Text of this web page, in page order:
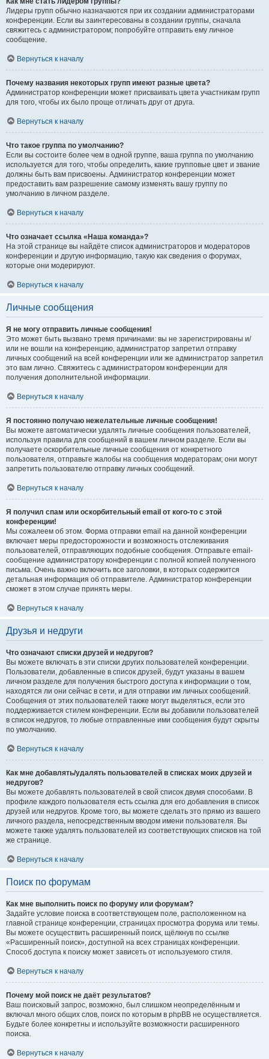
Лидеры групп обычно назначаются при их создании администраторами
конференции. Если вы заинтересованы в создании группы, сначала
свяжитесь с администратором; попробуйте отправить ему личное
сообщение.
Вернуться к началу
Почему названия некоторых групп имеют разные цвета?
Администратор конференции может присваивать цвета участникам групп
для того, чтобы их было проще отличать друг от друга.
Вернуться к началу
Что такое группа по умолчанию?
Если вы состоите более чем в одной группе, ваша группа по умолчанию
используется для того, чтобы определить, какие групповые цвет и звание
должны быть вам присвоены. Администратор конференции может
предоставить вам разрешение самому изменять вашу группу по
умолчанию в личном разделе.
Вернуться к началу
Что означает ссылка «Наша команда»?
На этой странице вы найдёте список администраторов и модераторов
конференции и другую информацию, такую как сведения о форумах,
которые они модерируют.
Вернуться к началу
Личные сообщения
Я не могу отправить личные сообщения!
Это может быть вызвано тремя причинами: вы не зарегистрированы и/
или не вошли на конференцию, администратор запретил отправку
личных сообщений на всей конференции или же администратор запретил
это вам лично. Свяжитесь с администратором конференции для
получения дополнительной информации.
Вернуться к началу
Я постоянно получаю нежелательные личные сообщения!
Вы можете автоматически удалять личные сообщения пользователей,
используя правила для сообщений в вашем личном разделе. Если вы
получаете оскорбительные личные сообщения от конкретного
пользователя, отправьте жалобы на сообщения модераторам; они могут
запретить пользователю отправку личных сообщений.
Вернуться к началу
Я получил спам или оскорбительный email от кого-то с этой
конференции!
Мы сожалеем об этом. Форма отправки email на данной конференции
включает меры предосторожности и возможность отслеживания
пользователей, отправляющих подобные сообщения. Отправьте email-
сообщение администратору конференции с полной копией полученного
письма. Очень важно включить все заголовки, в которых содержится
детальная информация об отправителе. Администратор конференции
сможет в этом случае принять меры.
Вернуться к началу
Друзья и недруги
Что означают списки друзей и недругов?
Вы можете включать в эти списки других пользователей конференции.
Пользователи, добавленные в список друзей, будут указаны в вашем
личном разделе для получения быстрого доступа к информации о том,
находятся ли они сейчас в сети, и для отправки им личных сообщений.
Сообщения от этих пользователей также могут выделяться, если это
поддерживается стилем конференции. Если вы добавили пользователей
в список недругов, то любые отправленные ими сообщения будут скрыты
по умолчанию.
Вернуться к началу
Как мне добавлять/удалять пользователей в списках моих друзей и
недругов?
Вы можете добавлять пользователей в свой список двумя способами. В
профиле каждого пользователя есть ссылка для его добавления в список
друзей или недругов. Кроме того, вы можете сделать это прямо из вашего
личного раздела, непосредственным вводом имени пользователя. Вы
можете также удалять пользователей из соответствующих списков на той
же странице.
Вернуться к началу
Поиск по форумам
Как мне выполнить поиск по форуму или форумам?
Задайте условие поиска в соответствующем поле, расположенном на
главной странице конференции, страницах просмотра форума или темы.
Вы можете осуществить расширенный поиск, щёлкнув по ссылке
«Расширенный поиск», доступной на всех страницах конференции.
Способ доступа к поиску может зависеть от используемого стиля.
Вернуться к началу
Почему мой поиск не даёт результатов?
Ваш поисковый запрос, возможно, был слишком неопределённым и
включал много общих слов, поиск по которым в phpBB не осуществляется.
Будьте более конкретны и используйте возможности расширенного
поиска.
Вернуться к началу